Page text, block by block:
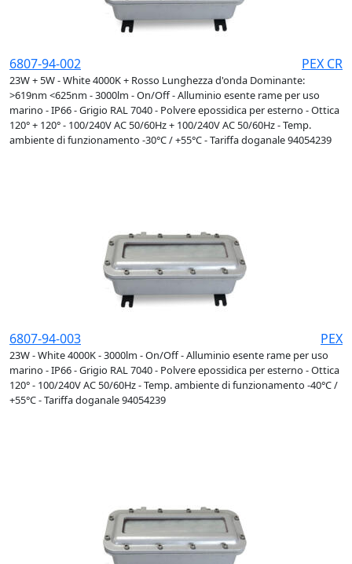
6807-94-002 PEX CR
23W + 5W - White 4000K + Rosso Lunghezza d'onda Dominante:
>619nm <625nm - 3000lm - On/Off - Alluminio esente rame per uso
marino - IP66 - Grigio RAL 7040 - Polvere epossidica per esterno - Ottica
120° + 120° - 100/240V AC 50/60Hz + 100/240V AC 50/60Hz - Temp.
ambiente di funzionamento -30°C / +55°C - Tariffa doganale 94054239
6807-94-003 PEX
23W - White 4000K - 3000lm - On/Off - Alluminio esente rame per uso
marino - IP66 - Grigio RAL 7040 - Polvere epossidica per esterno - Ottica
120° - 100/240V AC 50/60Hz - Temp. ambiente di funzionamento -40°C /
+55°C - Tariffa doganale 94054239